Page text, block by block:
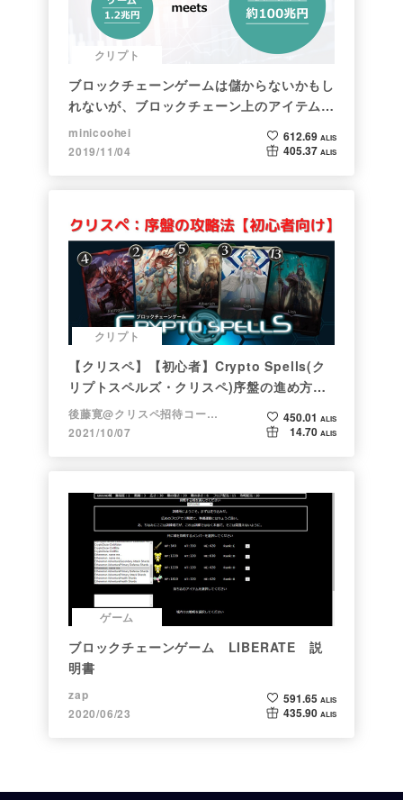
クリプト
ブロックチェーンゲームは儲からないかもし
れないが、ブロックチェーン上のアイテムは
新しい形の投資になる。(読了:５分)
minicoohei
2019/11/04
612.69 ALIS
405.37 ALIS
クリプト
【クリスペ】【初心者】Crypto Spells(ク
リプトスペルズ・クリスペ)序盤の進め方
【NFTゲーム】
後藤寛@クリスペ招待コード→LHiH
2021/10/07
450.01 ALIS
14.70 ALIS
ゲーム
ブロックチェーンゲーム LIBERATE 説
明書
zap
2020/06/23
591.65 ALIS
435.90 ALIS